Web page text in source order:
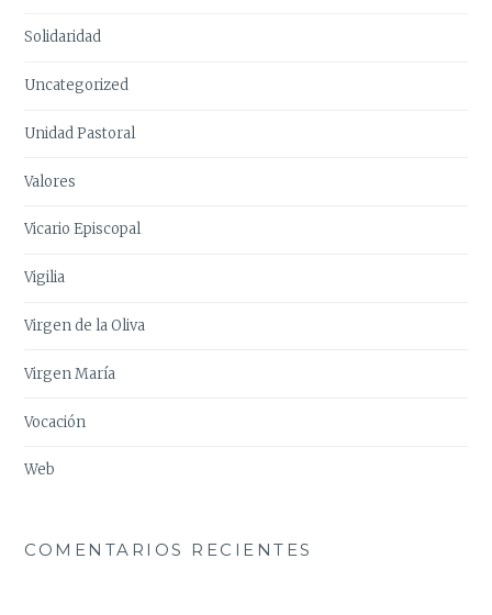
Solidaridad
Uncategorized
Unidad Pastoral
Valores
Vicario Episcopal
Vigilia
Virgen de la Oliva
Virgen María
Vocación
Web
COMENTARIOS RECIENTES